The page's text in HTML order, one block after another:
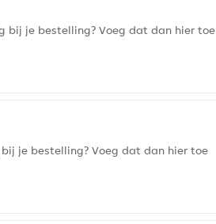
bij je bestelling? Voeg dat dan hier toe
je bestelling? Voeg dat dan hier toe